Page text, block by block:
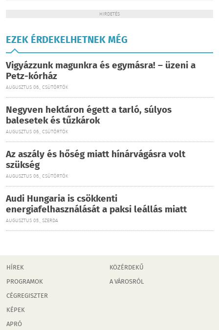
HIRDETÉS
EZEK ÉRDEKELHETNEK MÉG
Vigyázzunk magunkra és egymásra! – üzeni a
Petz-kórház
AUGUSZTUS 06., CSÜTÖRTÖK
Negyven hektáron égett a tarló, súlyos
balesetek és tűzkárok
AUGUSZTUS 06., CSÜTÖRTÖK
Az aszály és hőség miatt hínárvágásra volt
szükség
AUGUSZTUS 06., CSÜTÖRTÖK
Audi Hungaria is csökkenti
energiafelhasználását a paksi leállás miatt
AUGUSZTUS 05., SZERDA
HÍREK
PROGRAMOK
CÉGREGISZTER
KÉPEK
APRÓ
KÖZÉRDEKŰ
A VÁROSRÓL